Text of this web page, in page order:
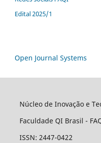
Edital 2025/1
Open Journal Systems
Núcleo de Inovação e
Faculdade QI Brasil -
ISSN: 2447-0422